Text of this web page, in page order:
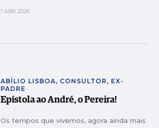
1 ABR 2026
ABÍLIO LISBOA, CONSULTOR, EX-
PADRE
Epístola ao André, o Pereira!
Os tempos que vivemos, agora ainda mais